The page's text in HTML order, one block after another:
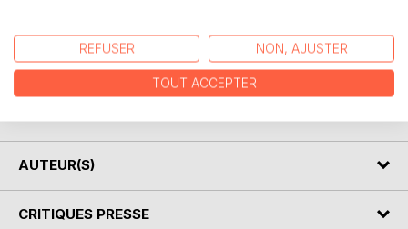
Alexandra, jeune retraitée, a choisi de passer sa retraite à
Réquista un charmant bourg de l'Aveyron. Elle y achète un
vieux moulin où elle fait venir son amie Marie-Claude, une
romancière parisienne en quête d'inspiration. Elle ne sera
AUTEUR(S)
CRITIQUES PRESSE
REFUSER NON, AJUSTER
TOUT ACCEPTER